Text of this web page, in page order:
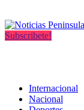
Subscribete!
Internacional
Nacional